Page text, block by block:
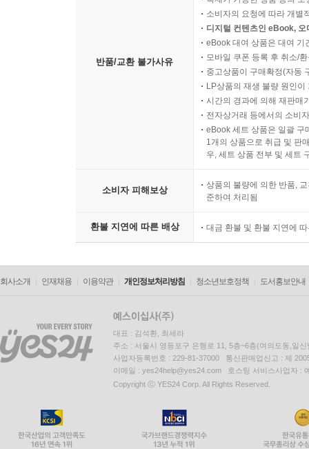
반품/교환 불가사유
소비자의 요청에 따라 개별
디지털 컨텐츠인 eBook,
eBook 대여 상품은 대여 기
모바일 쿠폰 등록 후 취소/
중고상품이 구매확정(자동
LP상품의 재생 불량 원인
시간의 경과에 의해 재판매
전자상거래 등에서의 소비
eBook 세트 상품은 일괄 구
1개의 상품으로 취급 및 판
우, 세트 상품 전부 및 세트
소비자 피해보상
상품의 불량에 의한 반품,
준하여 처리됨
환불 지연에 따른 배상 대금 환불 및 환불 지연에
회사소개 인재채용 이용약관 개인정보처리방침 청소년보호정책 도서홍보안내
대표 : 김석환, 최세라
주소 : 서울시 영등포구 은행로 11, 5층~6층(여의도동,일신
사업자등록번호 : 229-81-37000 통신판매업신고 : 제
이메일 : yes24help@yes24.com 호스팅 서비스사업자 :
Copyright ⓒ YES24 Corp. All Rights Reserved.